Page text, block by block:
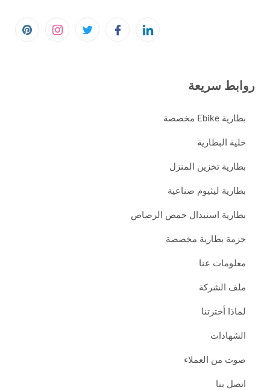
روابط سريعة
بطارية Ebike مخصصة
خلية البطارية
بطارية تخزين المنزل
بطارية ليثيوم صناعية
بطارية استبدال حمض الرصاص
حزمة بطارية مخصصة
معلومات عنا
ملف الشركة
لماذا أخترتنا
الشهادات
صوت من العملاء
اتصل بنا